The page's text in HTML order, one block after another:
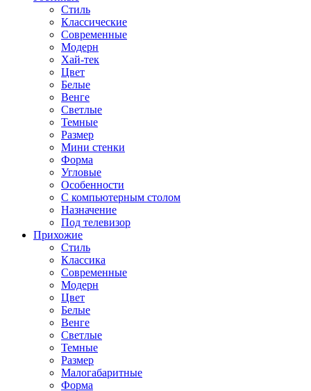
Стиль
Классические
Современные
Модерн
Хай-тек
Цвет
Белые
Венге
Светлые
Темные
Размер
Мини стенки
Форма
Угловые
Особенности
С компьютерным столом
Назначение
Под телевизор
Прихожие
Стиль
Классика
Современные
Модерн
Цвет
Белые
Венге
Светлые
Темные
Размер
Малогабаритные
Форма